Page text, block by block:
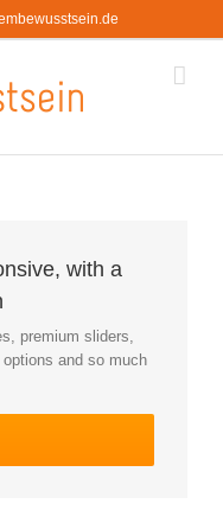
with a
premium sliders,
and so much